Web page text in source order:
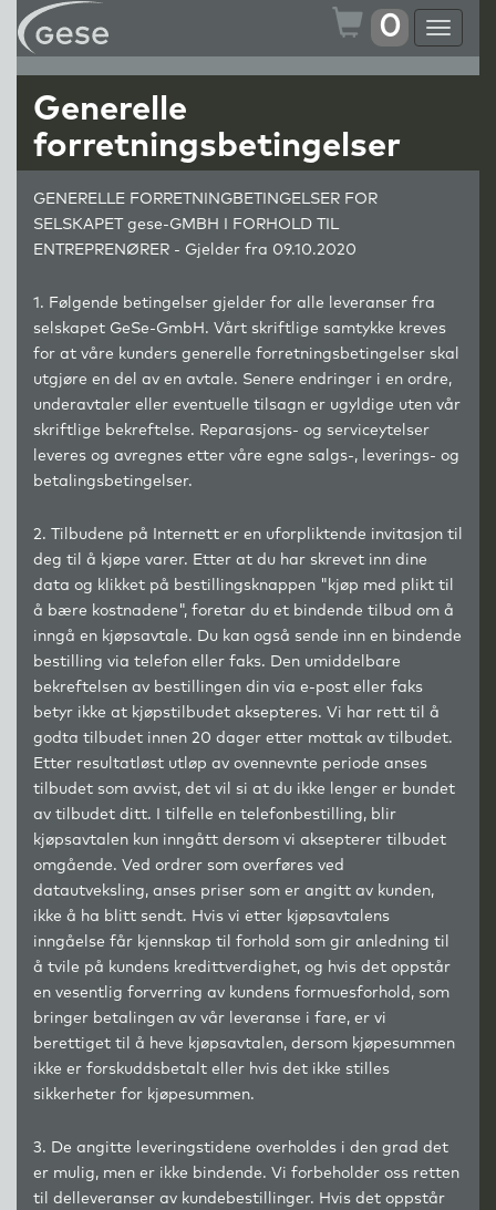
Toggle
0
Generelle
forretningsbetingelser
GENERELLE FORRETNINGBETINGELSER FOR
SELSKAPET gese-GMBH I FORHOLD TIL
ENTREPRENØRER - Gjelder fra 09.10.2020
1. Følgende betingelser gjelder for alle leveranser fra
selskapet GeSe-GmbH. Vårt skriftlige samtykke kreves
for at våre kunders generelle forretningsbetingelser skal
utgjøre en del av en avtale. Senere endringer i en ordre,
underavtaler eller eventuelle tilsagn er ugyldige uten vår
skriftlige bekreftelse. Reparasjons- og serviceytelser
leveres og avregnes etter våre egne salgs-, leverings- og
betalingsbetingelser.
2. Tilbudene på Internett er en uforpliktende invitasjon til
deg til å kjøpe varer. Etter at du har skrevet inn dine
data og klikket på bestillingsknappen "kjøp med plikt til
å bære kostnadene", foretar du et bindende tilbud om å
inngå en kjøpsavtale. Du kan også sende inn en bindende
bestilling via telefon eller faks. Den umiddelbare
bekreftelsen av bestillingen din via e-post eller faks
betyr ikke at kjøpstilbudet aksepteres. Vi har rett til å
godta tilbudet innen 20 dager etter mottak av tilbudet.
Etter resultatløst utløp av ovennevnte periode anses
tilbudet som avvist, det vil si at du ikke lenger er bundet
av tilbudet ditt. I tilfelle en telefonbestilling, blir
kjøpsavtalen kun inngått dersom vi aksepterer tilbudet
omgående. Ved ordrer som overføres ved
datautveksling, anses priser som er angitt av kunden,
ikke å ha blitt sendt. Hvis vi etter kjøpsavtalens
inngåelse får kjennskap til forhold som gir anledning til
å tvile på kundens kredittverdighet, og hvis det oppstår
en vesentlig forverring av kundens formuesforhold, som
bringer betalingen av vår leveranse i fare, er vi
berettiget til å heve kjøpsavtalen, dersom kjøpesummen
ikke er forskuddsbetalt eller hvis det ikke stilles
sikkerheter for kjøpesummen.
3. De angitte leveringstidene overholdes i den grad det
er mulig, men er ikke bindende. Vi forbeholder oss retten
til delleveranser av kundebestillinger. Hvis det oppstår